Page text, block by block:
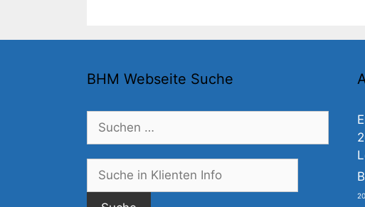
BHM Webseite Suche
nach: